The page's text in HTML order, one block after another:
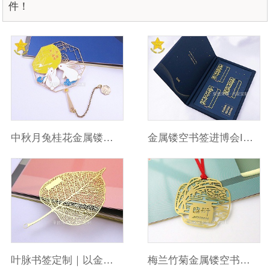
件！
中秋月兔桂花金属镂空书签文创礼品 金属镂空书签进博会IP文创定制
叶脉书签定制｜以金属镌刻自然 梅兰竹菊金属镂空书签,文创礼品定制